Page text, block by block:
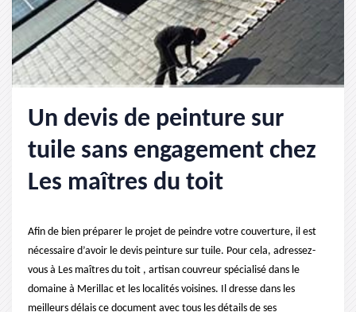
Un devis de peinture sur
tuile sans engagement chez
Les maîtres du toit
Afin de bien préparer le projet de peindre votre couverture, il est
nécessaire d’avoir le devis peinture sur tuile. Pour cela, adressez-
vous à Les maîtres du toit , artisan couvreur spécialisé dans le
domaine à Merillac et les localités voisines. Il dresse dans les
meilleurs délais ce document avec tous les détails de ses